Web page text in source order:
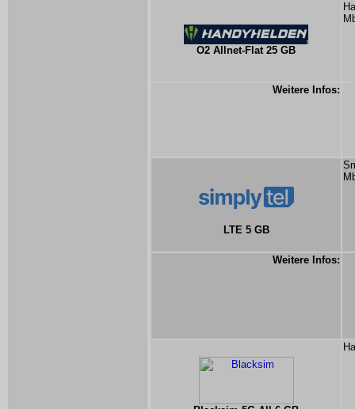
O2 Allnet-Flat 25 GB
Weitere Infos:
LTE 5 GB
Weitere Infos: